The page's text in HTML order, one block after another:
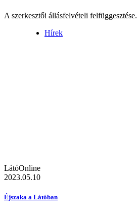
A szerkesztői állásfelvételi felfüggesztése.
Hírek
LátóOnline
2023.05.10
Éjszaka a Látóban